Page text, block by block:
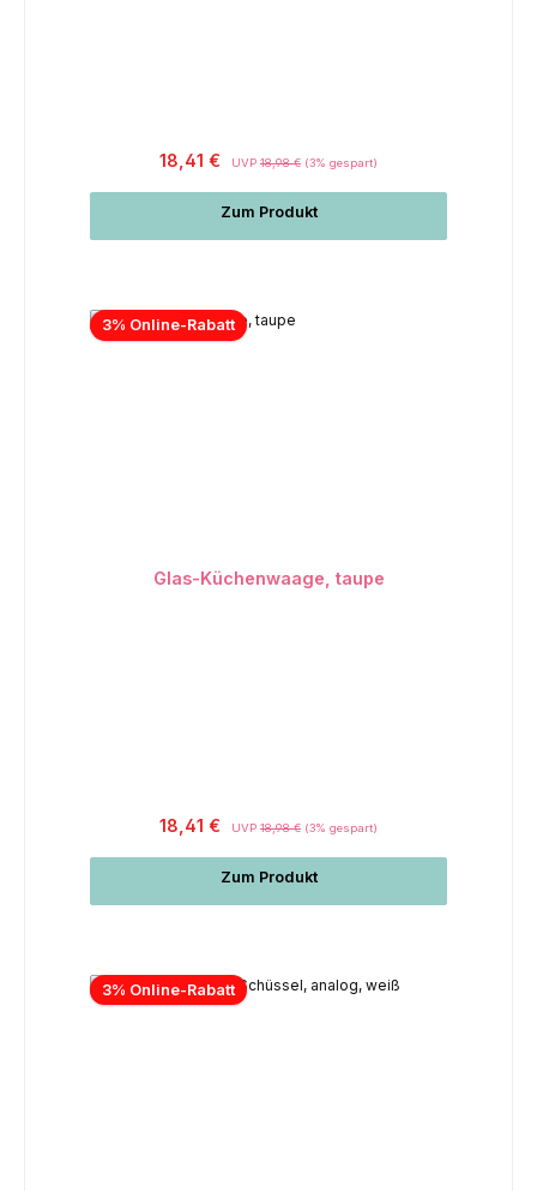
18,41 € UVP 18,98 € (3% gespart)
Zum Produkt
3% Online-Rabatt
Glas-Küchenwaage, taupe
18,41 € UVP 18,98 € (3% gespart)
Zum Produkt
3% Online-Rabatt